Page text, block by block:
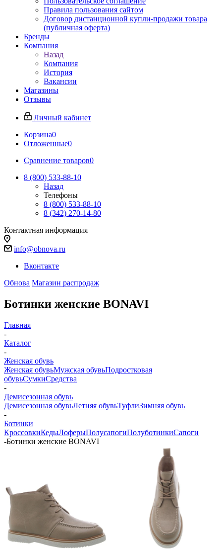
Правила пользования сайтом
Договор дистанционной купли-продажи товара
(публичная оферта)
Бренды
Компания
Назад
Компания
История
Вакансии
Магазины
Отзывы
Личный кабинет
Корзина0
Отложенные0
Сравнение товаров0
8 (800) 533-88-10
Назад
Телефоны
8 (800) 533-88-10
8 (342) 270-14-80
Контактная информация
info@obnova.ru
Вконтакте
Обнова Магазин распродаж
Ботинки женские BONAVI
Главная
-
Каталог
-
Женская обувь
Женская обувьМужская обувьПодростковая
обувьСумкиСредства
-
Демисезонная обувь
Демисезонная обувьЛетняя обувьТуфлиЗимняя обувь
-
Ботинки
КроссовкиКедыЛоферыПолусапогиПолуботинкиСапоги
-Ботинки женские BONAVI